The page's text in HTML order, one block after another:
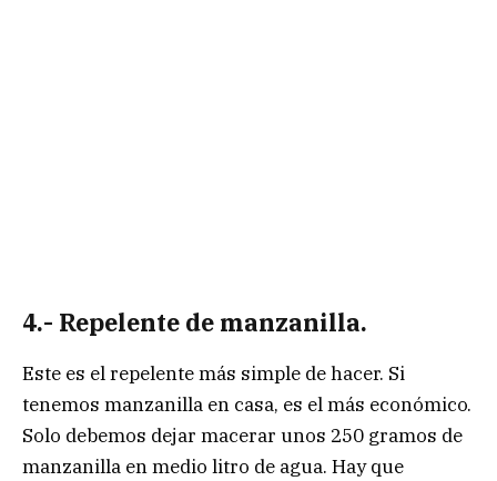
4.- Repelente de manzanilla.
Este es el repelente más simple de hacer. Si
tenemos manzanilla en casa, es el más económico.
Solo debemos dejar macerar unos 250 gramos de
manzanilla en medio litro de agua. Hay que